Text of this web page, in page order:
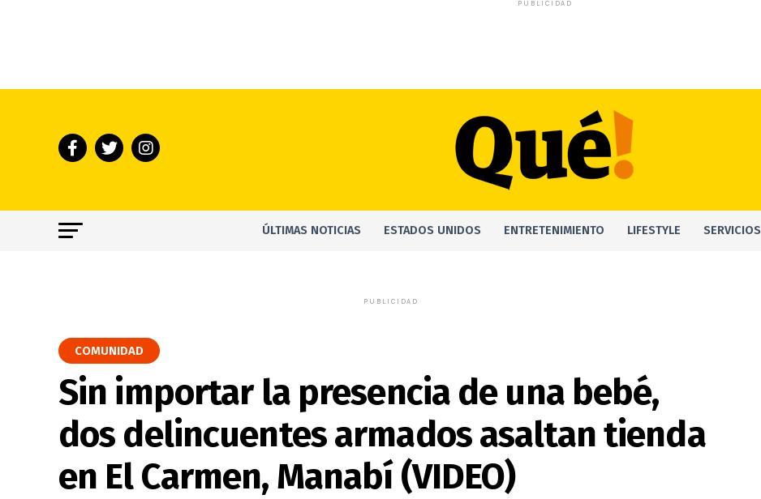
PUBLICIDAD
ÚLTIMAS NOTICIAS ESTADOS UNIDOS ENTRETENIMIENTO LIFESTYLE SERVICIOS
PUBLICIDAD
COMUNIDAD
Sin importar la presencia de una bebé,
dos delincuentes armados asaltan tienda
en El Carmen, Manabí (VIDEO)